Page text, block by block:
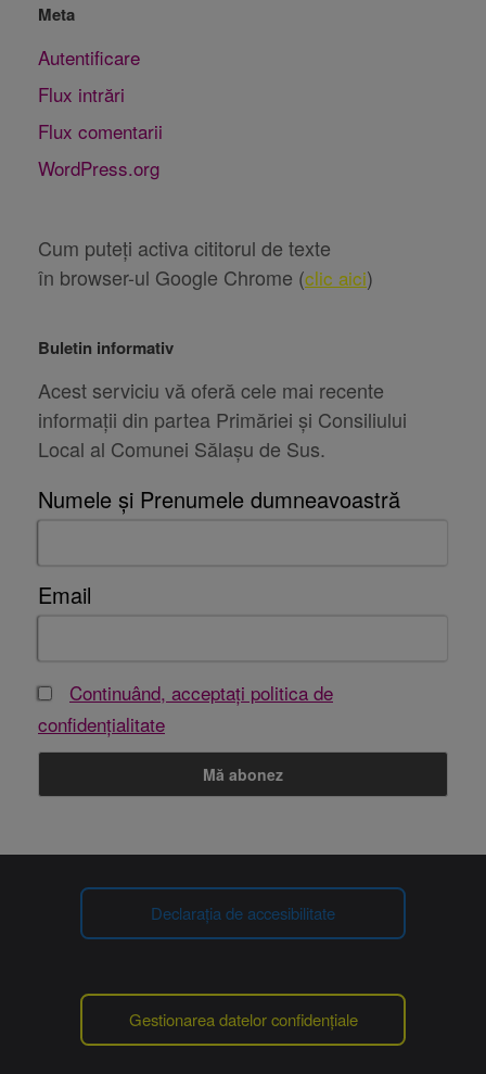
Meta
Autentificare
Flux intrări
Flux comentarii
WordPress.org
Cum puteți activa cititorul de texte
în browser-ul Google Chrome (clic aici)
Buletin informativ
Acest serviciu vă oferă cele mai recente
informații din partea Primăriei și Consiliului
Local al Comunei Sălașu de Sus.
Numele și Prenumele dumneavoastră
Email
Continuând, acceptați politica de
confidențialitate
Declarația de accesibilitate
Gestionarea datelor confidențiale